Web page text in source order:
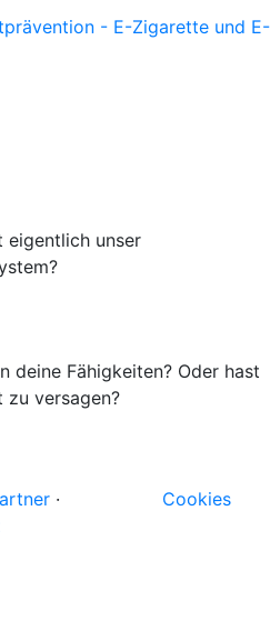
- E-Zigarette und E-
eigentlich unser
deine Fähigkeiten? Oder hast
zu versagen?
·
Cookies